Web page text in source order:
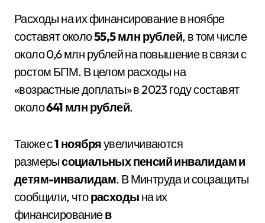
Расходы на их финансирование в ноябре
составят около55,5 млн рублей, в том числе
около 0,6 млн рублей на повышение в связи с
ростом БПМ. В целом расходы на
«возрастные доплаты» в 2023 году составят
около641 млн рублей.
Также с1 ноябряувеличиваются
размерысоциальных пенсий инвалидам и
детям-инвалидам. В Минтруда и соцзащиты
сообщили, чторасходы на их
финансированиев